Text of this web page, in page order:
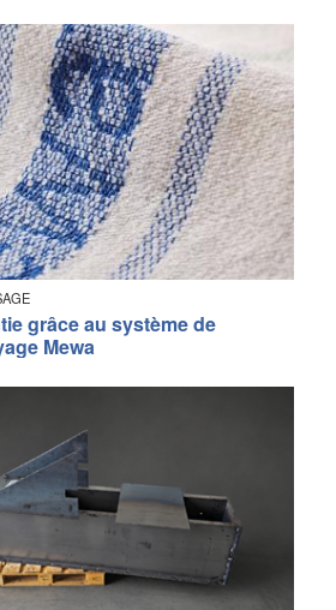
grâce au système de
Mewa